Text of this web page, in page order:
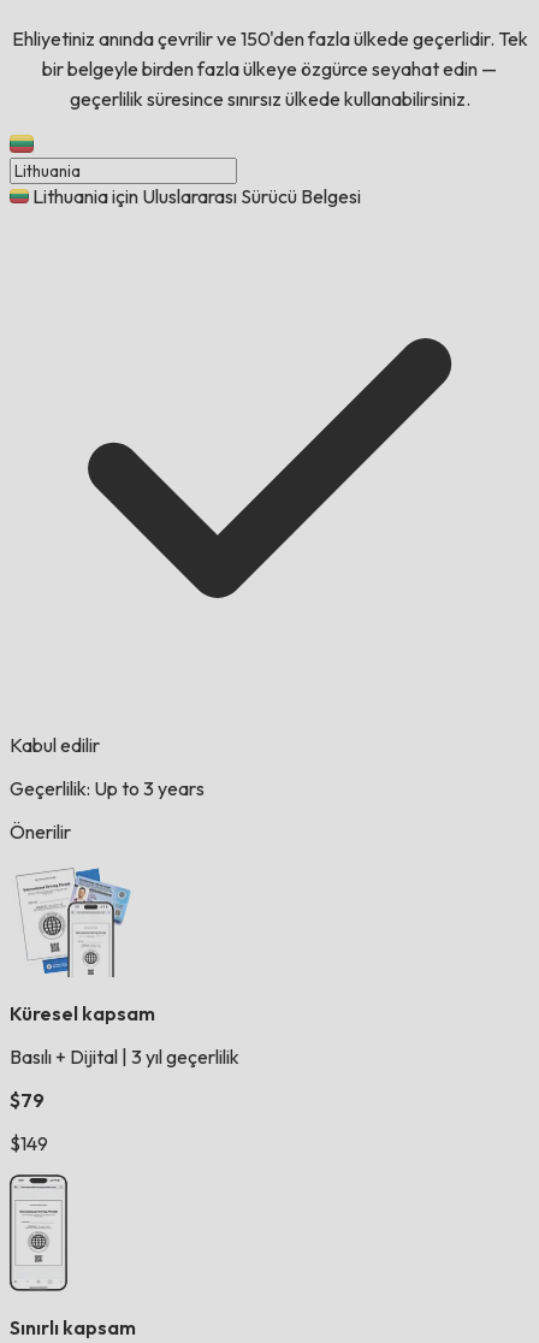
Ehliyetiniz anında çevrilir ve 150'den fazla ülkede geçerlidir. Tek
bir belgeyle birden fazla ülkeye özgürce seyahat edin —
geçerlilik süresince sınırsız ülkede kullanabilirsiniz.
Lithuania için Uluslararası Sürücü Belgesi
Kabul edilir
Geçerlilik: Up to 3 years
Önerilir
Küresel kapsam
Basılı + Dijital 3 yıl geçerlilik
$79
$149
Sınırlı kapsam